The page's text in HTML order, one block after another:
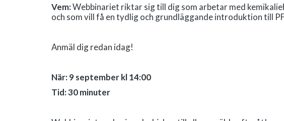
Vem:Webbinariet riktar sig till dig som arbetar med
och som vill få en tydlig och grundläggande introduktion till
Anmäl dig redan idag!
När: 9 september kl 14:00
Tid: 30 minuter